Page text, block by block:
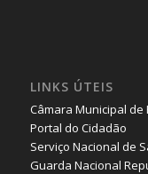
LINKS ÚTEIS
Câmara Municipal de
Portal do Cidadão
Serviço Nacional de
Guarda Nacional